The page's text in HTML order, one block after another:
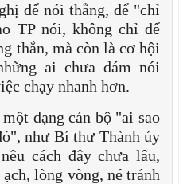
để nói thẳng, để "chỉ
TP nói, không chỉ để
thắn, mà còn là cơ hội
ai chưa dám nói
chạy nhanh hơn.
dạng cán bộ "ai sao
như Bí thư Thành ủy
cách đây chưa lâu,
lòng vòng, né tránh